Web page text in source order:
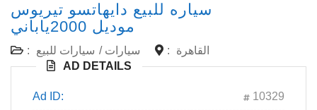
سياره للبيع دايهاتسو تيريوس
موديل 2000ياباني
: سيارات / سيارات للبيع :
القاهرة
AD DETAILS
Ad ID: 10329